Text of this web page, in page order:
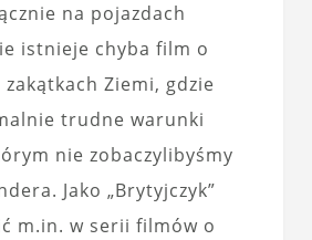
na pojazdach
istnieje chyba film o
Ziemi, gdzie
trudne warunki
nie zobaczylibyśmy
Jako „Brytyjczyk”
m.in. w serii filmów o